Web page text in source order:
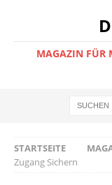
MAGAZIN FÜR
STARTSEITE
Zugang Sichern